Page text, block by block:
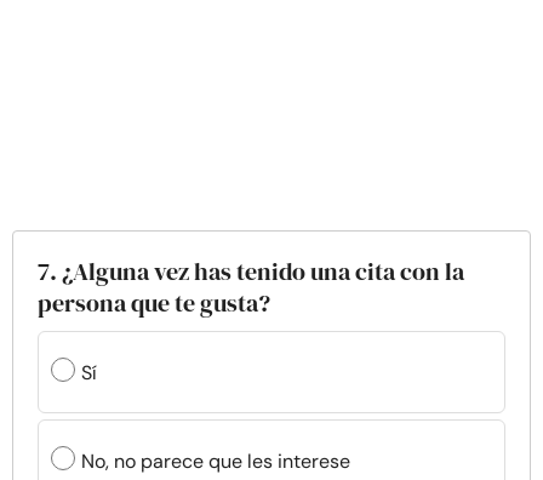
7. ¿Alguna vez has tenido una cita con la
persona que te gusta?
Sí
No, no parece que les interese